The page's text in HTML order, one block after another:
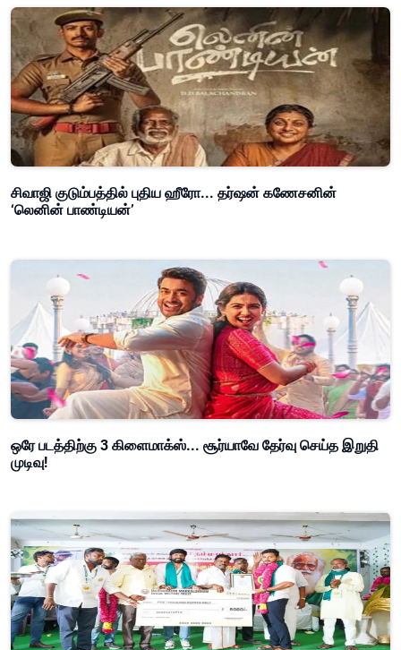
சிவாஜி குடும்பத்தில் புதிய ஹீரோ... தர்ஷன் கணேசனின்
‘லெனின் பாண்டியன்’
ஒரே படத்திற்கு 3 கிளைமாக்ஸ்... சூர்யாவே தேர்வு செய்த இறுதி
முடிவு!